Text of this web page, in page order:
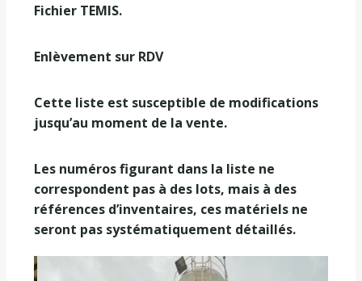
Fichier TEMIS.
Enlèvement sur RDV
Cette liste est susceptible de modifications
jusqu’au moment de la vente.
Les numéros figurant dans la liste ne
correspondent pas à des lots, mais à des
références d’inventaires, ces matériels ne
seront pas systématiquement détaillés.